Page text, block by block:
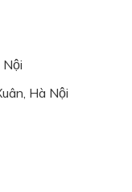
Hà Nội